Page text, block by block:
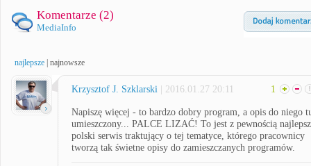
Komentarze (2)
MediaInfo
najlepsze najnowsze
Krzysztof J. Szklarski | 2016.01.27 20:11 1
Napiszę więcej - to bardzo dobry program, a opis do niego
umieszczony... PALCE LIZAĆ! To jest z pewnością
polski serwis traktujący o tej tematyce, którego pracownicy
tworzą tak świetne opisy do zamieszczanych programów.